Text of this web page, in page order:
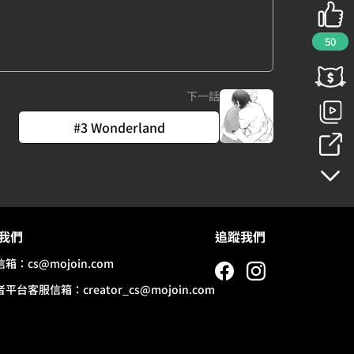
50
下一話
#3 Wonderland
們
箱： cs@mojoin.com
平台客服信箱： creator_cs@mojoin.com
追蹤我們